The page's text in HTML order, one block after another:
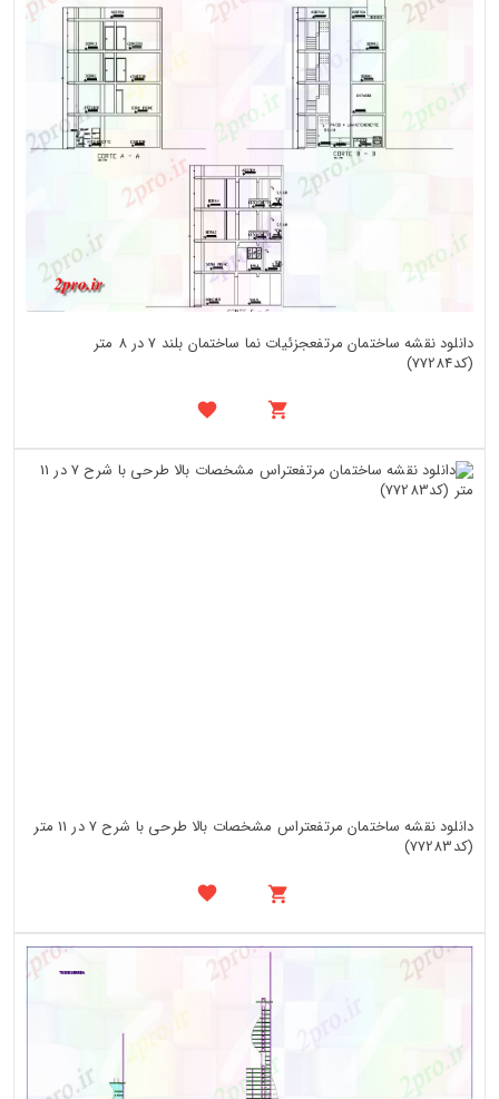
دانلود نقشه ساختمان مرتفعجزئیات نما ساختمان بلند 7 در 8 متر
(کد77284)
دانلود نقشه ساختمان مرتفعتراس مشخصات بالا طرحی با شرح 7 در 11 متر
(کد77283)